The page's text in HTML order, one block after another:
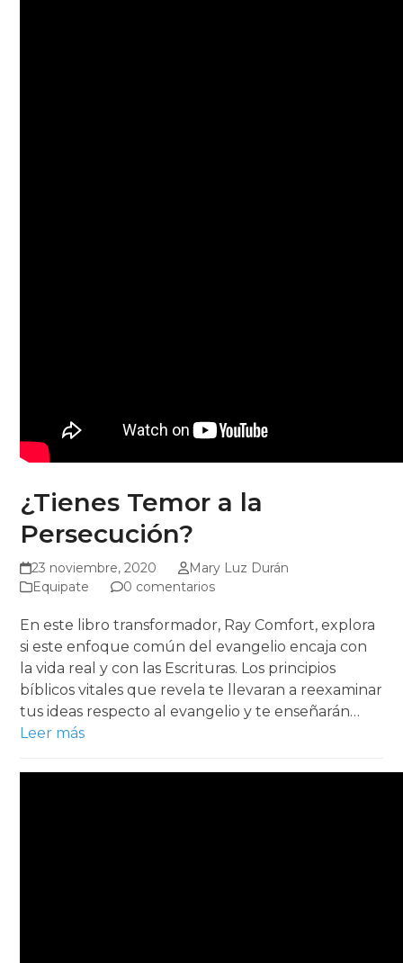
¿Tienes Temor a la
Persecución?
23 noviembre, 2020
Mary Luz Durán
Equipate
0 comentarios
En este libro transformador, Ray Comfort, explora
si este enfoque común del evangelio encaja con
la vida real y con las Escrituras. Los principios
bíblicos vitales que revela te llevaran a reexaminar
tus ideas respecto al evangelio y te enseñarán…
Leer más